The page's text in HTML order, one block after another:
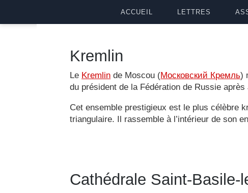
ACCUEIL LETTRES
Kremlin
Le Kremlin de Moscou (Московский Кремль)
du président de la Fédération de Russie
Cet ensemble prestigieux est le plus célèbre
triangulaire. Il rassemble à l’intérieur de son
Cathédrale Saint-Basile-